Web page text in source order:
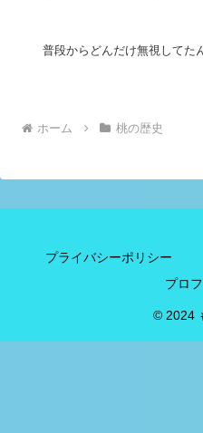
普段からどんだけ無視してた
ホーム 桃の歴史
プライバシーポリシー
プロ
© 2024